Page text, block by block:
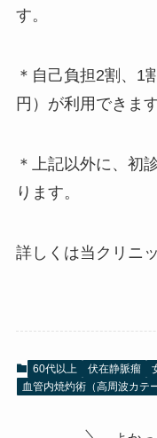
す。
＊自己負担2割、1
円）が利用できます
＊上記以外に、初
ります。
詳しくは当クリニ
60代以上 伏在静脈瘤
血管内焼灼術（高周波カテ